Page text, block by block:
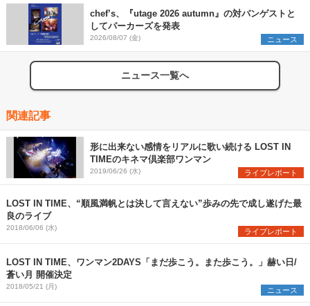
chef’s、『utage 2026 autumn』の対バンゲストと
してパーカーズを発表
2026/08/07 (金) ニュース
ニュース一覧へ
関連記事
形に出来ない感情をリアルに歌い続ける LOST IN
TIMEのキネマ倶楽部ワンマン
2019/06/26 (水) ライブレポート
LOST IN TIME、“順風満帆とは決して言えない”歩みの先で成し遂げた最
良のライブ
2018/06/06 (水) ライブレポート
LOST IN TIME、ワンマン2DAYS「まだ歩こう。また歩こう。」赫い日/
蒼い月 開催決定
2018/05/21 (月) ニュース